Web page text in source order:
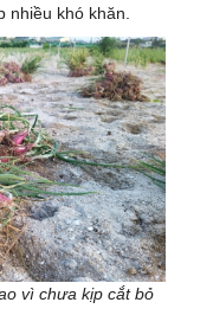
nhiều khó khăn.
vì chưa kịp cắt bỏ